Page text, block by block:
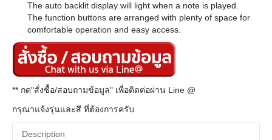
The auto backlit display will light when a note is played.
The function buttons are arranged with plenty of space for
comfortable operation and easy access.
** กด"สั่งซื้อ/สอบถามข้อมูล" เพื่อติดต่อผ่าน Line @
กรุณาแจ้งรุ่นและสี ที่ต้องการครับ
Description